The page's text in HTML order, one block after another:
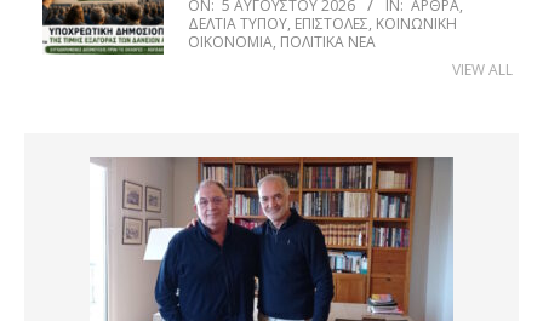
ON: 5 ΑΥΓΟΎΣΤΟΥ 2026 IN: ΆΡΘΡΑ,
ΔΕΛΤΊΑ ΤΎΠΟΥ, ΕΠΙΣΤΟΛΈΣ, ΚΟΙΝΩΝΙΚΉ
ΟΙΚΟΝΟΜΊΑ, ΠΟΛΙΤΙΚΆ ΝΈΑ
VIEW ALL